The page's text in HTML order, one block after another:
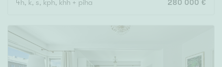
4h, k, s, kph, khh + piha 280 000 €